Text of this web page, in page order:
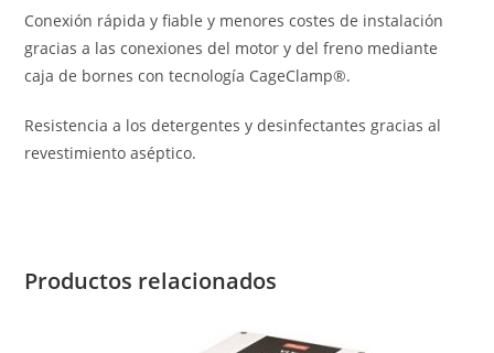
Conexión rápida y fiable y menores costes de instalación
gracias a las conexiones del motor y del freno mediante
caja de bornes con tecnología CageClamp®.
Resistencia a los detergentes y desinfectantes gracias al
revestimiento aséptico.
Productos relacionados